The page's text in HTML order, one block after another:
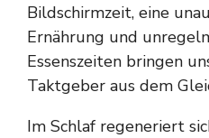
Bildschirmzeit, eine
Ernährung und
Essenszeiten bringen
Taktgeber aus dem
Im Schlaf regeneriert